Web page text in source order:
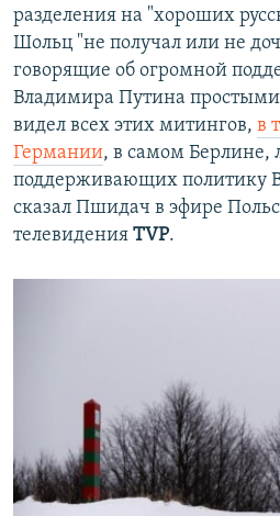
разделения на "хороших
Шольц "не получал или не
говорящие об огромной
Владимира Путина
видел всех этих митингов, в
Германии, в самом Берлине,
поддерживающих политику
сказал Пшидач в эфире
телевидения TVP.